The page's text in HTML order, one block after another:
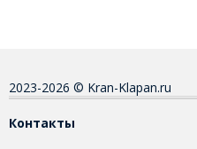
2023-2026 © Kran-Klapan.ru
Контакты